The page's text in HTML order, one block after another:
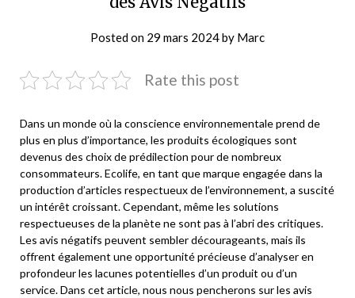
Posted on 29 mars 2024by Marc
Rate this post
Dans un monde où la conscience environnementale prend de
plus en plus d’importance, les produits écologiques sont
devenus des choix de prédilection pour de nombreux
consommateurs. Ecolife, en tant que marque engagée dans la
production d’articles respectueux de l’environnement, a suscité
un intérêt croissant. Cependant, même les solutions
respectueuses de la planète ne sont pas à l’abri des critiques.
Les avis négatifs peuvent sembler décourageants, mais ils
offrent également une opportunité précieuse d’analyser en
profondeur les lacunes potentielles d’un produit ou d’un
service. Dans cet article, nous nous pencherons sur les avis